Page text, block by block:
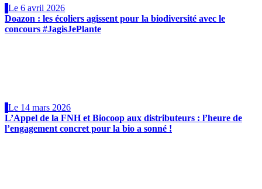
Le 6 avril 2026
Doazon : les écoliers agissent pour la biodiversité avec le
concours #JagisJePlante
Le 14 mars 2026
L’Appel de la FNH et Biocoop aux distributeurs : l’heure de
l’engagement concret pour la bio a sonné !